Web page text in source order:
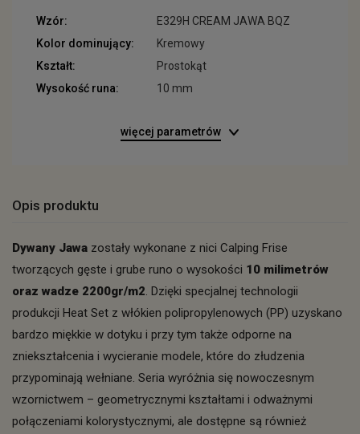
Wzór:
E329H CREAM JAWA BQZ
Kolor dominujący:
Kremowy
Kształt:
Prostokąt
Wysokość runa:
10 mm
więcej parametrów
Opis produktu
Dywany Jawa zostały wykonane z nici Calping Frise
tworzących gęste i grube runo o wysokości 10 milimetrów
oraz wadze 2200gr/m2. Dzięki specjalnej technologii
produkcji Heat Set z włókien polipropylenowych (PP) uzyskano
bardzo miękkie w dotyku i przy tym także odporne na
zniekształcenia i wycieranie modele, które do złudzenia
przypominają wełniane. Seria wyróżnia się nowoczesnym
wzornictwem – geometrycznymi kształtami i odważnymi
połączeniami kolorystycznymi, ale dostępne są również